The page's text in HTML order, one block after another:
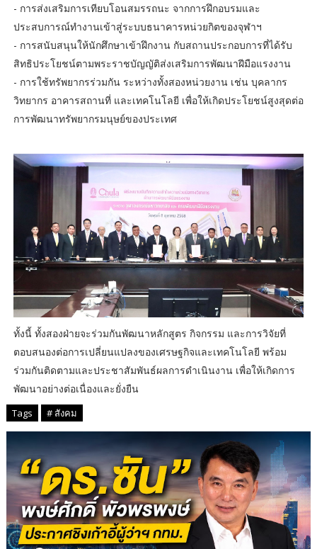
- การส่งเสริมการเทียบโอนสมรรถนะ จากการฝึกอบรมและ
ประสบการณ์ทำงานเข้าสู่ระบบธนาคารหน่วยกิตของจุฬาฯ
- การสนับสนุนให้นักศึกษาเข้าฝึกงาน กับสถานประกอบการที่ได้รับ
สิทธิประโยชน์ตามพระราชบัญญัติส่งเสริมการพัฒนาฝีมือแรงงาน
- การใช้ทรัพยากรร่วมกัน ระหว่างทั้งสองหน่วยงาน เช่น บุคลากร
วิทยากร อาคารสถานที่ และเทคโนโลยี เพื่อให้เกิดประโยชน์สูงสุดต่อ
การพัฒนาทรัพยากรมนุษย์ของประเทศ
ทั้งนี้ ทั้งสองฝ่ายจะร่วมกันพัฒนาหลักสูตร กิจกรรม และการวิจัยที่
ตอบสนองต่อการเปลี่ยนแปลงของเศรษฐกิจและเทคโนโลยี พร้อม
ร่วมกันติดตามและประชาสัมพันธ์ผลการดำเนินงาน เพื่อให้เกิดการ
พัฒนาอย่างต่อเนื่องและยั่งยืน
Tags # สังคม